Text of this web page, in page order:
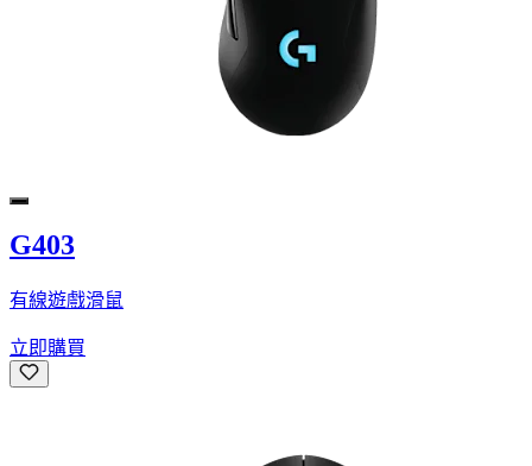
G403
有線遊戲滑鼠
立即購買